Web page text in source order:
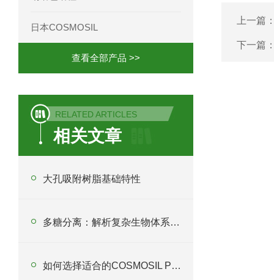
日本COSMOSIL
查看全部产品 >>
RELATED ARTICLES
相关文章
大孔吸附树脂基础特性
多糖分离：解析复杂生物体系的关键技术
如何选择适合的COSMOSIL PBR色谱柱以优化分析过程？
上一篇
下一篇